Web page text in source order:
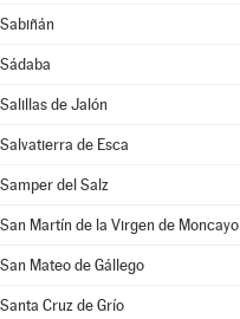
Sabiñán
Sádaba
Salillas de Jalón
Salvatierra de Esca
Samper del Salz
San Martín de la Virgen de Moncayo
San Mateo de Gállego
Santa Cruz de Grío